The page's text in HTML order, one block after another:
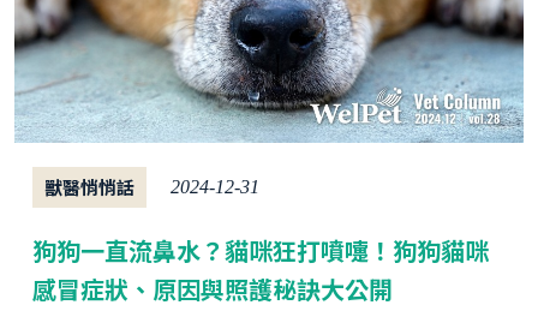
獸醫悄悄話 2024-12-31
狗狗一直流鼻水？貓咪狂打噴嚏！狗狗貓咪
感冒症狀、原因與照護秘訣大公開